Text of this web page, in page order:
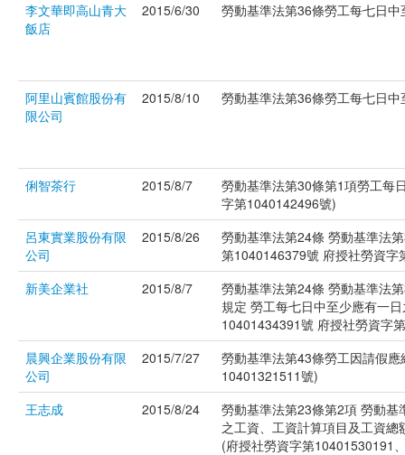
李文華即高山青大
飯店
2015/6/30 勞動基準法第36條勞工每七日
阿里山賓館股份有
限公司
2015/8/10 勞動基準法第36條勞工每七日
俐智茶行 2015/8/7
勞動基準法第30條第1項勞工每
字第1040142496號)
呂東實業股份有限
公司
2015/8/26
勞動基準法第24條 勞動基準法
第1040146379號 府授社勞資字
新美企業社
2015/8/7
勞動基準法第24條 勞動基準法
規定 勞工每七日中至少應有一
10401434391號 府授社勞資字
晨興企業股份有限
公司
2015/7/27
勞動基準法第43條勞工因請假
10401321511號)
王志成
2015/8/24
勞動基準法第23條第2項 勞動
之工資、工資計算項目及工資
(府授社勞資字第10401530191